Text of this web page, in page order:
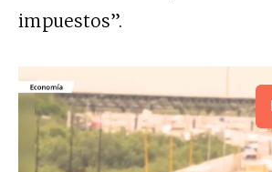
impuestos”.